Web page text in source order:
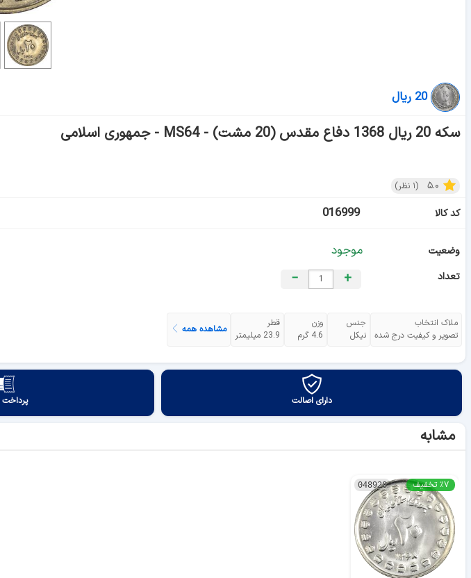
20 ریال
سکه 20 ریال 1368 دفاع مقدس (20 مشت) - MS64 - جمهوری اسلامی
۵.۰ (۱ نظر)
کد کالا
016999
وضعیت موجود
تعداد +
−
ملاک انتخاب
تصویر و کیفیت درج شده
جنس
نیکل
وزن
4.6 گرم
قطر
23.9 میلیمتر
مشاهده همه
دارای اصالت پرداخت
مشابه
048928 ٪۷ تخفیف